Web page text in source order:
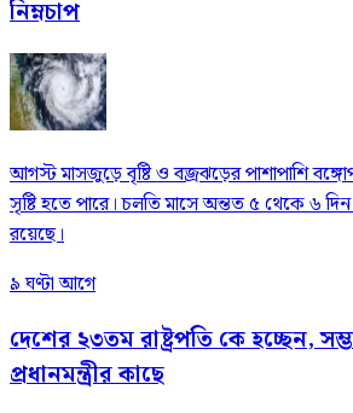
নিম্নচাপ
আগস্ট মাসজুড়ে বৃষ্টি ও বজ্রঝড়ের পাশাপাশি
সৃষ্টি হতে পারে। চলতি মাসে অন্তত ৫ থেকে ৬
রয়েছে।
৯ ঘণ্টা আগে
দেশের ২৩তম রাষ্ট্রপতি কে হচ্ছেন,
প্রধানমন্ত্রীর কাছে